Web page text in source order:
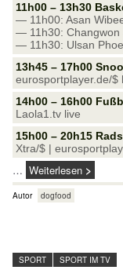
11h00 – 13h30
— 11h00: Asan
— 11h30: Changwon
— 11h30: Ulsan
13h45 – 17h00
eurosportplayer.de/$
14h00 – 16h00
Laola1.tv live
15h00 – 20h15
Xtra/$ |
… Weiterlesen
Autor dogfood
SPORT SPORT IM TV